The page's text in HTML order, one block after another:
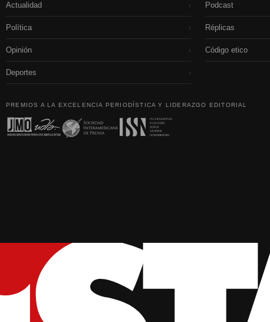
Actualidad ›
Política ›
Opinión ›
Deportes ›
Podcast
Réplicas
Código etico
PREMIOS A LA EXCELENCIA PERIODÍSTICA Y LIDERAZGO EDITORIAL